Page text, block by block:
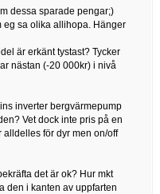
dessa sparade pengar;)
eg sa olika allihopa. Hänger
är erkänt tystast? Tycker
nästan (-20 000kr) i nivå
inverter bergvärmepump
Vet dock inte pris på en
för dyr men on/off
det är ok? Hur mkt
den i kanten av uppfarten